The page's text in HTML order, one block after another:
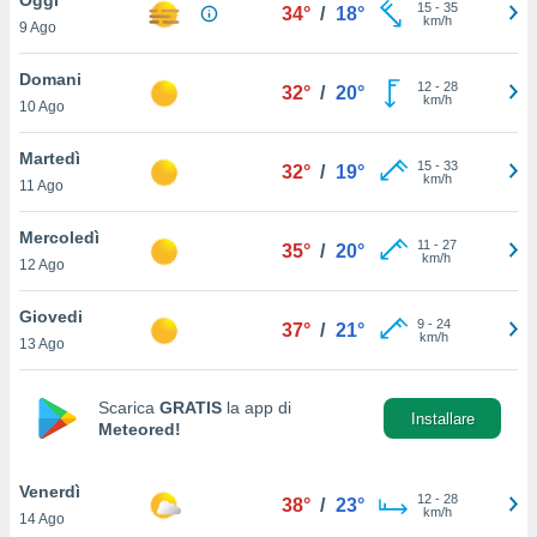
è
al sito
di
ci
di
il
un
la
nella
9 Ago
34° / 18° 15- 35
km/h
Domani
10 Ago
32° / 20° 12- 28
km/h
Martedì
11 Ago
32° / 19° 15- 33
km/h
Mercoledì
12 Ago
35° / 20° 11 - 27
km/h
Giovedi
13 Ago
37° / 21° 9- 24
km/h
Scarica GRATIS la app di
Meteored!
Installare
Venerdì
14 Ago
38° / 23° 12- 28
km/h